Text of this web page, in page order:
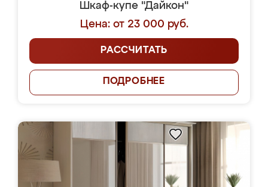
Шкаф-купе "Дайкон"
Цена: от 23 000 руб.
РАССЧИТАТЬ
ПОДРОБНЕЕ